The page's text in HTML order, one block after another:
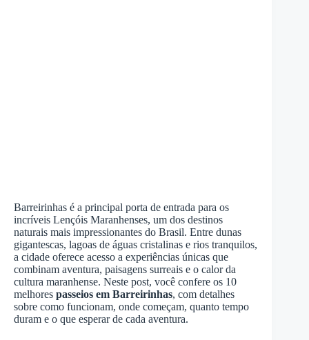
Barreirinhas é a principal porta de entrada para os
incríveis Lençóis Maranhenses, um dos destinos
naturais mais impressionantes do Brasil. Entre dunas
gigantescas, lagoas de águas cristalinas e rios tranquilos,
a cidade oferece acesso a experiências únicas que
combinam aventura, paisagens surreais e o calor da
cultura maranhense. Neste post, você confere os 10
melhores passeios em Barreirinhas, com detalhes
sobre como funcionam, onde começam, quanto tempo
duram e o que esperar de cada aventura.